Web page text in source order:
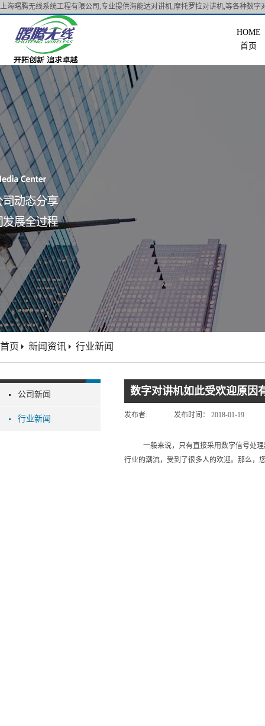
上海曙腾无线系统工程有限公司,专业提供海能达对讲机,摩托罗拉对讲机,等各种数字
首页
公司新闻
行业新闻
首页 新闻资讯 行业新闻
数字对讲机如此受欢迎原因
发布者: 发布时间： 2018-01-19
一般来说，只有直接采用数字信号处
行业的潮流，受到了很多人的欢迎。那么，